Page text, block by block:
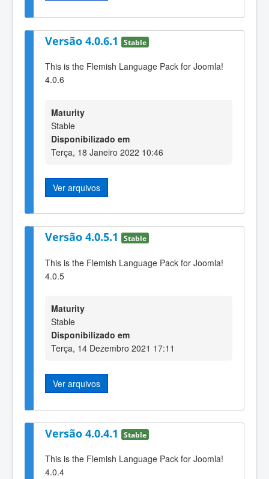
Versão 4.0.6.1 Stable
This is the Flemish Language Pack for Joomla!
4.0.6
Maturity
Stable
Disponibilizado em
Terça, 18 Janeiro 2022 10:46
Ver arquivos
Versão 4.0.5.1 Stable
This is the Flemish Language Pack for Joomla!
4.0.5
Maturity
Stable
Disponibilizado em
Terça, 14 Dezembro 2021 17:11
Ver arquivos
Versão 4.0.4.1 Stable
This is the Flemish Language Pack for Joomla!
4.0.4